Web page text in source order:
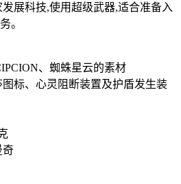
展科技,使用超级武器,适合准备入
。
、蜘蛛星云的素材
标、心灵阻断装置及护盾发生装
奇